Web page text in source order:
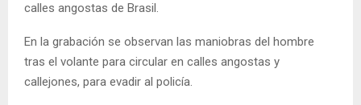
calles angostas de Brasil.
En la grabación se observan las maniobras del hombre
tras el volante para circular en calles angostas y
callejones, para evadir al policía.